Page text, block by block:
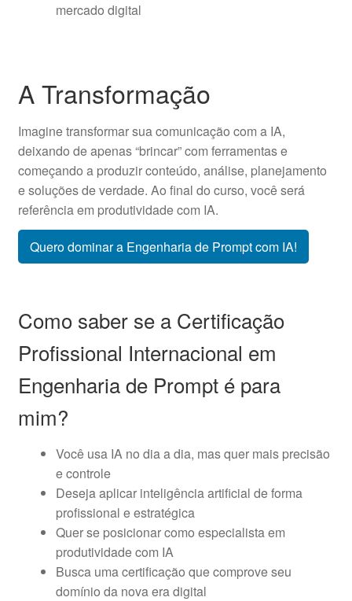
mercado digital
A Transformação
Imagine transformar sua comunicação com a IA,
deixando de apenas “brincar” com ferramentas e
começando a produzir conteúdo, análise, planejamento
e soluções de verdade. Ao final do curso, você será
referência em produtividade com IA.
Quero dominar a Engenharia de Prompt com IA!
Como saber se a Certificação
Profissional Internacional em
Engenharia de Prompt é para
mim?
Você usa IA no dia a dia, mas quer mais precisão
e controle
Deseja aplicar inteligência artificial de forma
profissional e estratégica
Quer se posicionar como especialista em
produtividade com IA
Busca uma certificação que comprove seu
domínio da nova era digital